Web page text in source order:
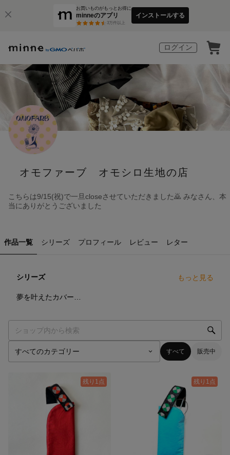
お買いものがもっとお得に
minneのアプリ
3万件以上
インストールする
ログイン
オモファーブ オモシロ生地の店
こちらは9/15(祝)で一旦closeさせていただきました🙇 みなさん、本
当にありがとうございました
作品一覧 シリーズ プロフィール レビュー レター
シリーズ もっと見る
すべて 販売中
残り1点 残り1点